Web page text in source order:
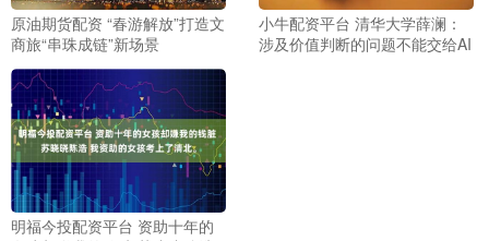
原油期货配资 “春游解放”打造文
商旅“串珠成链”新场景
小牛配资平台 清华大学薛澜：
涉及价值判断的问题不能交给AI
明福今投配资平台 资助十年的